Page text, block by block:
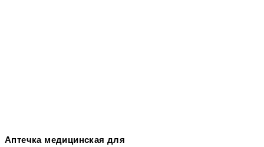
Аптечка медицинская для